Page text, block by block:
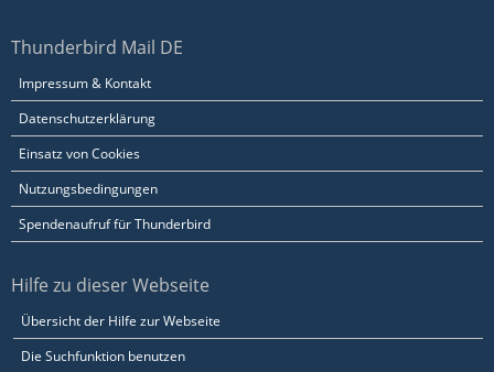
Thunderbird Mail DE
Impressum & Kontakt
Datenschutzerklärung
Einsatz von Cookies
Nutzungsbedingungen
Spendenaufruf für Thunderbird
Hilfe zu dieser Webseite
Übersicht der Hilfe zur Webseite
Die Suchfunktion benutzen